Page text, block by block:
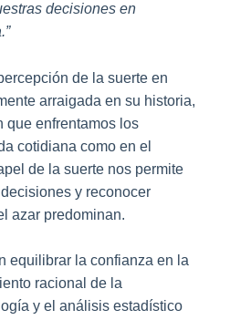
decisiones en
de la suerte en
arraigada en su historia,
que enfrentamos los
cotidiana como en el
de la suerte nos permite
y reconocer
azar predominan.
equilibrar la confianza en la
racional de la
y el análisis estadístico